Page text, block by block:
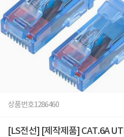
상품번호1286460
[LS전선] [제작제품] CAT.6A